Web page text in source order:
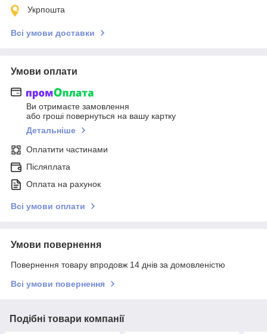
Укрпошта
Всі умови доставки
Умови оплати
Ви отримаєте замовлення
або гроші повернуться на вашу картку
Детальніше
Оплатити частинами
Післяплата
Оплата на рахунок
Всі умови оплати
Умови повернення
Повернення товару впродовж 14 днів за домовленістю
Всі умови повернення
Подібні товари компанії